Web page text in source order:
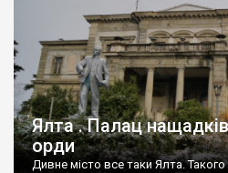
Ялта . Палац
орди
Дивне місто все таки Ялта.